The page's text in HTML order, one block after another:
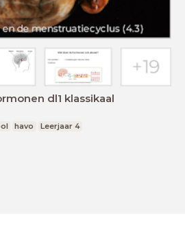
dl1 klassikaal
havo Leerjaar 4